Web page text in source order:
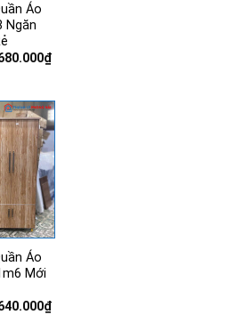
Áo
Ngăn
₫Giá
3.680.000₫.
Áo
Mới
₫Giá